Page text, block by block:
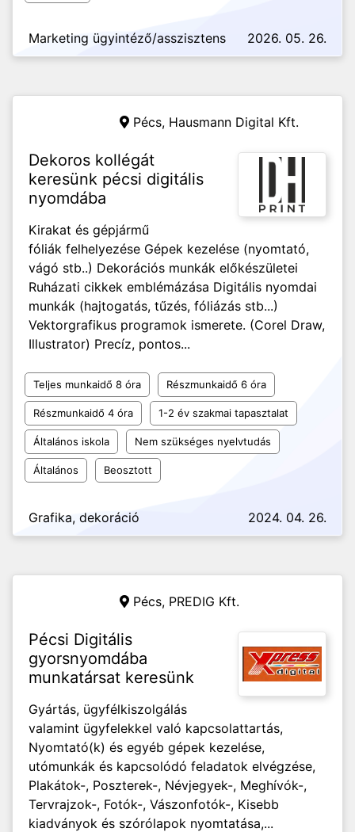
Marketing ügyintéző/asszisztens 2026. 05. 26.
Pécs, Hausmann Digital Kft.
Dekoros kollégát
keresünk pécsi digitális
nyomdába
Kirakat és gépjármű
fóliák felhelyezése Gépek kezelése (nyomtató,
vágó stb..) Dekorációs munkák előkészületei
Ruházati cikkek emblémázása Digitális nyomdai
munkák (hajtogatás, tűzés, fóliázás stb...)
Vektorgrafikus programok ismerete. (Corel Draw,
Illustrator) Precíz, pontos...
Teljes munkaidő 8 óra Részmunkaidő 6 óra
Részmunkaidő 4 óra 1-2 év szakmai tapasztalat
Általános iskola Nem szükséges nyelvtudás
Általános Beosztott
Grafika, dekoráció 2024. 04. 26.
Pécs, PREDIG Kft.
Pécsi Digitális
gyorsnyomdába
munkatársat keresünk
Gyártás, ügyfélkiszolgálás
valamint ügyfelekkel való kapcsolattartás,
Nyomtató(k) és egyéb gépek kezelése,
utómunkák és kapcsolódó feladatok elvégzése,
Plakátok-, Poszterek-, Névjegyek-, Meghívók-,
Tervrajzok-, Fotók-, Vászonfotók-, Kisebb
kiadványok és szórólapok nyomtatása,...